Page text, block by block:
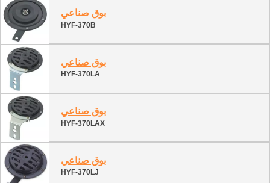
بوق صناعي
HYF-370B
بوق صناعي
HYF-370LA
بوق صناعي
HYF-370LAX
بوق صناعي
HYF-370LJ